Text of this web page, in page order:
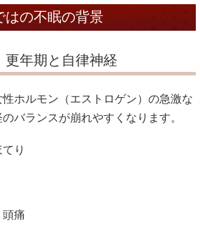
はの不眠の背景
更年期と自律神経
ホルモン（エストロゲン）の急激な
バランスが崩れやすくなります。
り
頭痛